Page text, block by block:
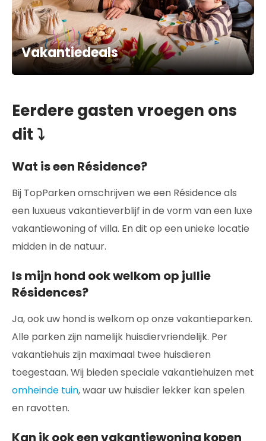
Vakantiedeals
Eerdere gasten vroegen ons
dit ⤵
Wat is een Résidence?
Bij TopParken omschrijven we een Résidence als
een luxueus vakantieverblijf in de vorm van een luxe
vakantiewoning of villa. En dit op een unieke locatie
midden in de natuur.
Is mijn hond ook welkom op jullie
Résidences?
Ja, ook uw hond is welkom op onze vakantieparken.
Alle parken zijn namelijk huisdiervriendelijk. Per
vakantiehuis zijn maximaal twee huisdieren
toegestaan. Wij bieden speciale vakantiehuizen met
omheinde tuin, waar uw huisdier lekker kan spelen
en ravotten.
Kan ik ook een vakantiewoning kopen